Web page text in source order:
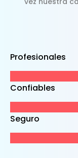
Profesionales
Confiables
Seguro